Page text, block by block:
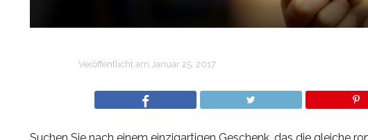
Veröffentlicht am Januar 25, 2017